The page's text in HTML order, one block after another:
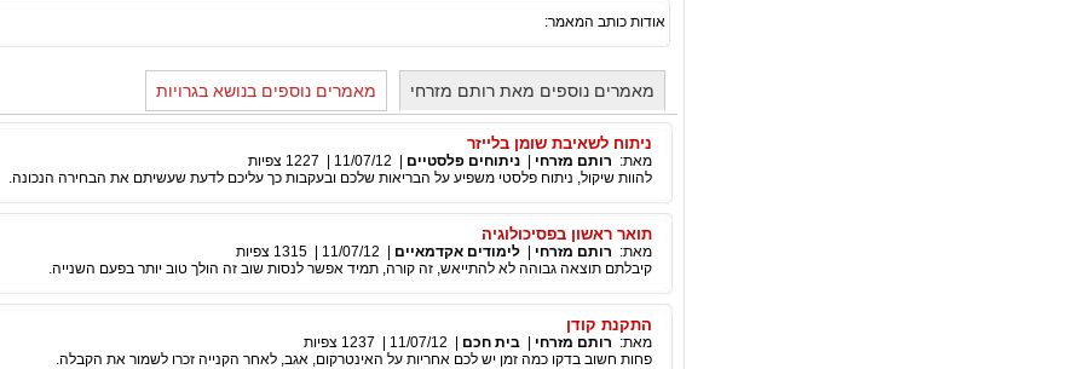
אודות כותב המאמר:
מאמרים נוספים מאת רותם מזרחי מאמרים נוספים בנושא בגרויות
ניתוח לשאיבת שומן בלייזר
מאת: רותם מזרחי ניתוחים פלסטיים 11/07/12
1227 צפיות
להוות שיקול, ניתוח פלסטי משפיע על הבריאות שלכם ובעקבות כך עליכם לדעת שעשיתם את הבחירה הנכונה.
תואר ראשון בפסיכולוגיה
מאת: רותם מזרחי לימודים אקדמאיים 11/07/12
1315 צפיות
קיבלתם תוצאה גבוהה לא להתייאש, זה קורה, תמיד אפשר לנסות שוב זה הולך טוב יותר בפעם השנייה.
התקנת קודן
מאת: רותם מזרחי בית חכם 11/07/12
1237 צפיות
פחות חשוב בדקו כמה זמן יש לכם אחריות על האינטרקום, אגב, לאחר הקנייה זכרו לשמור את הקבלה.